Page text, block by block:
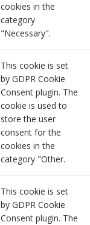
cookies in the
category
"Necessary".
This cookie is set
by GDPR Cookie
Consent plugin. The
cookie is used to
store the user
consent for the
cookies in the
category "Other.
This cookie is set
by GDPR Cookie
Consent plugin. The